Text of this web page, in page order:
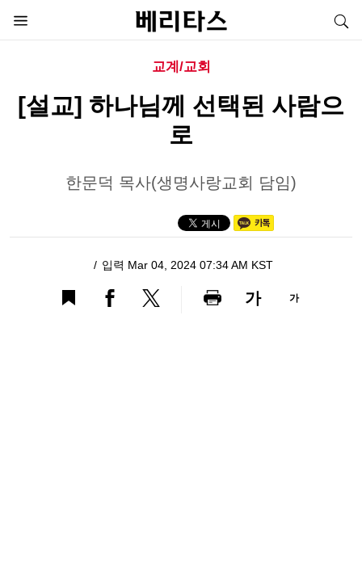
교계/교회
[설교] 하나님께 선택된 사람으
로
한문덕 목사(생명사랑교회 담임)
입력 Mar 04, 2024 07:34 AM KST
가 가